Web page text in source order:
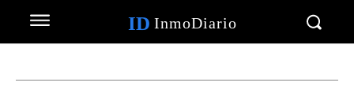
ID InmoDiario